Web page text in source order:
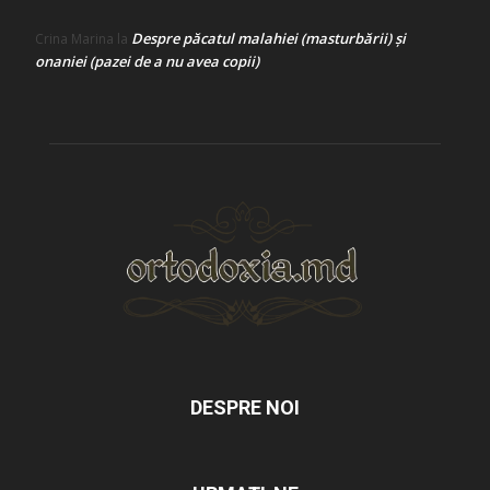
Crina Marina la Despre păcatul malahiei (masturbării) şi
onaniei (pazei de a nu avea copii)
DESPRE NOI